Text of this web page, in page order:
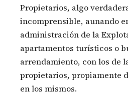
Propietarios, algo
incomprensible, aunando
administración de la
apartamentos turísticos o
arrendamiento, con los de
propietarios, propiamente
en los mismos.